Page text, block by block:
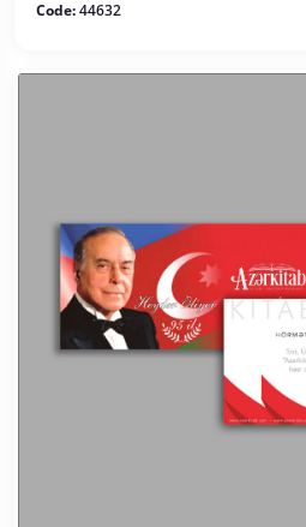
Code:44632